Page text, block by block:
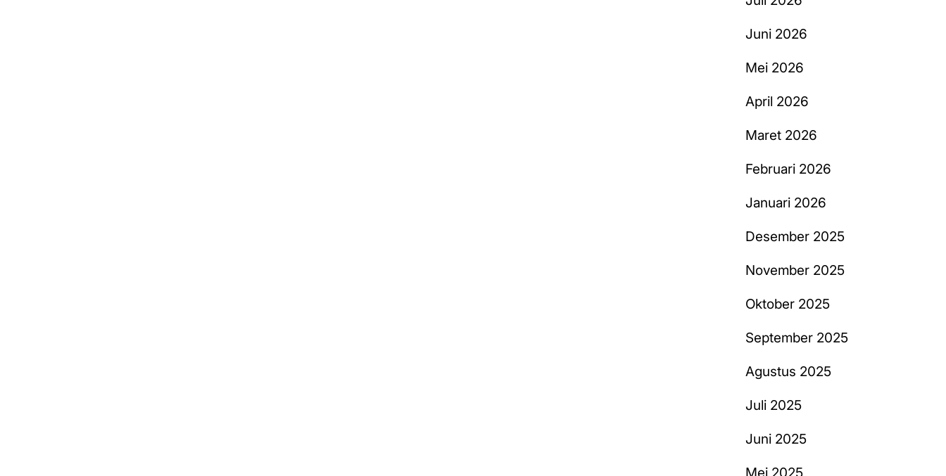
Juni 2026
Mei 2026
April 2026
Maret 2026
Februari 2026
Januari 2026
Desember 2025
November 2025
Oktober 2025
September 2025
Agustus 2025
Juli 2025
Juni 2025
Mei 2025